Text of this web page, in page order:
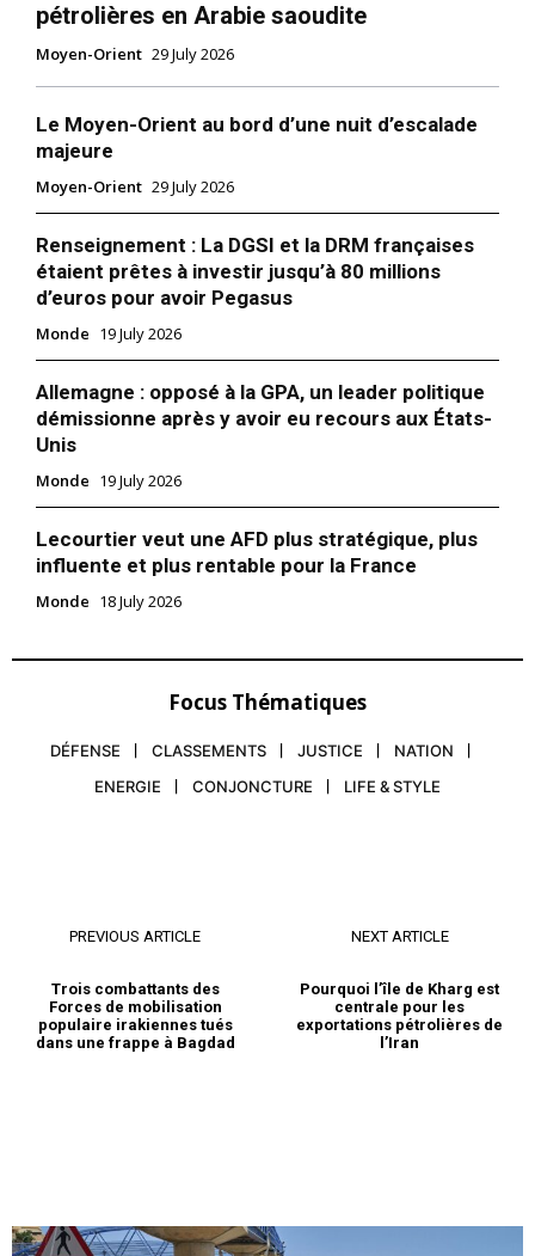
pétrolières en Arabie saoudite
Moyen-Orient 29 July 2026
Le Moyen-Orient au bord d’une nuit d’escalade
majeure
Moyen-Orient 29 July 2026
Renseignement : La DGSI et la DRM françaises
étaient prêtes à investir jusqu’à 80 millions
d’euros pour avoir Pegasus
Monde 19 July 2026
Allemagne : opposé à la GPA, un leader politique
démissionne après y avoir eu recours aux États-
Unis
Monde 19 July 2026
Lecourtier veut une AFD plus stratégique, plus
influente et plus rentable pour la France
Monde 18 July 2026
Focus Thématiques
DÉFENSE CLASSEMENTS JUSTICE
NATION
ENERGIE
CONJONCTURE LIFE & STYLE
PREVIOUS ARTICLE
Trois combattants des
Forces de mobilisation
populaire irakiennes tués
dans une frappe à Bagdad
NEXT ARTICLE
Pourquoi l’île de Kharg est
centrale pour les
exportations pétrolières de
l’Iran